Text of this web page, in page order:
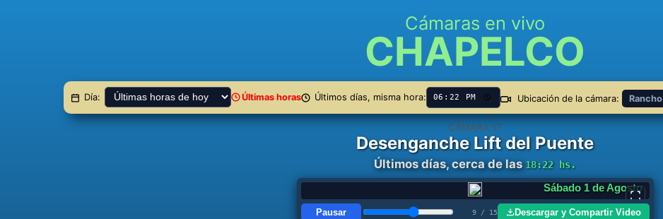
Cámaras en vivo
CHAPELCO
Día: Últimas horas Últimos días, misma hora: Ubicación de la cámara:
CÁMARA 17
Desenganche Lift del Puente
Últimos días, cerca de las18:22 hs.
Miércoles 5 de Agosto
Pausar 13 / 15 Descargar y Compartir Video